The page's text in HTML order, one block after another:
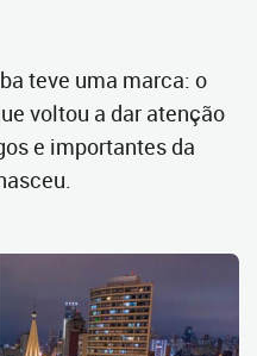
teve uma marca: o
voltou a dar atenção
e importantes da